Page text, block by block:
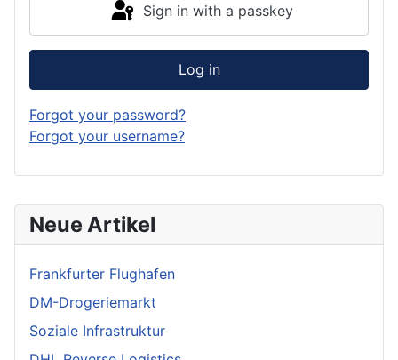
Neue Artikel
Frankfurter Flughafen
DM-Drogeriemarkt
Soziale Infrastruktur
Sign in with a passkey
Log in
Forgot your password?
Forgot your username?